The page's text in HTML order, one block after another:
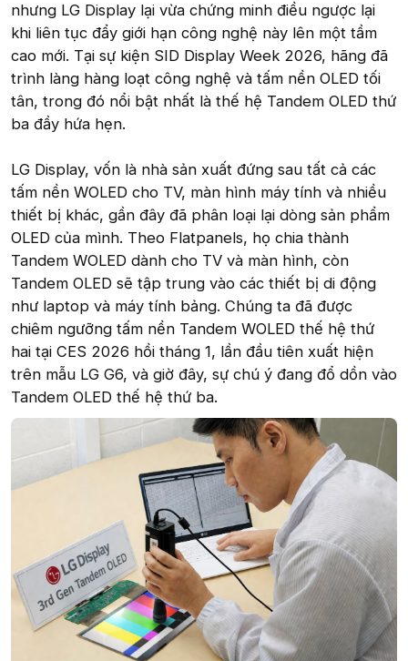
nhưng LG Display lại vừa chứng minh điều ngược lại
khi liên tục đẩy giới hạn công nghệ này lên một tầm
cao mới. Tại sự kiện SID Display Week 2026, hãng đã
trình làng hàng loạt công nghệ và tấm nền OLED tối
tân, trong đó nổi bật nhất là thế hệ Tandem OLED thứ
ba đầy hứa hẹn.
LG Display, vốn là nhà sản xuất đứng sau tất cả các
tấm nền WOLED cho TV, màn hình máy tính và nhiều
thiết bị khác, gần đây đã phân loại lại dòng sản phẩm
OLED của mình. Theo Flatpanels, họ chia thành
Tandem WOLED dành cho TV và màn hình, còn
Tandem OLED sẽ tập trung vào các thiết bị di động
như laptop và máy tính bảng. Chúng ta đã được
chiêm ngưỡng tấm nền Tandem WOLED thế hệ thứ
hai tại CES 2026 hồi tháng 1, lần đầu tiên xuất hiện
trên mẫu LG G6, và giờ đây, sự chú ý đang đổ dồn vào
Tandem OLED thế hệ thứ ba.